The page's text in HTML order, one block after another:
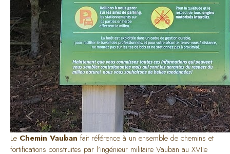
Le Chemin Vauban fait référence à un ensemble de chemins et
fortifications construites par l'ingénieur militaire Vauban au XVIIe